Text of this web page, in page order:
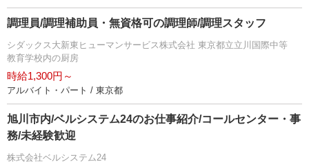
調理員/調理補助員・無資格可の調理師/調理スタッフ
シダックス大新東ヒューマンサービス株式会社 東京都立立川国際中等
教育学校内の厨房
時給1,300円～
アルバイト・パート / 東京都
旭川市内/ベルシステム24のお仕事紹介/コールセンター・事
務/未経験歓迎
株式会社ベルシステム24